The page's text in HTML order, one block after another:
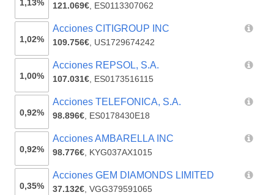
1,13% 121.069€, ES0113307062
1,02%
Acciones CITIGROUP INC
109.756€, US1729674242
1,00%
Acciones REPSOL, S.A.
107.031€, ES0173516115
0,92%
Acciones TELEFONICA, S.A.
98.896€, ES0178430E18
0,92%
Acciones AMBARELLA INC
98.776€, KYG037AX1015
0,35%
Acciones GEM DIAMONDS LIMITED
37.132€,VGG379591065